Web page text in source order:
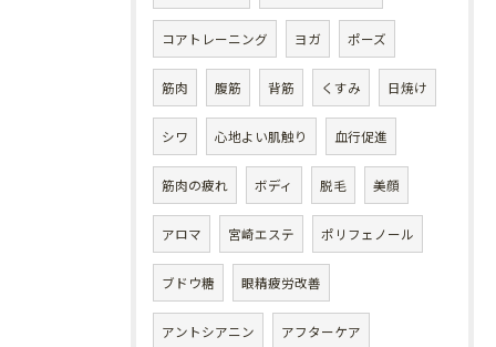
コアトレーニング ヨガ ポーズ
筋肉 腹筋 背筋 くすみ 日焼け
シワ 心地よい肌触り 血行促進
筋肉の疲れ ボディ 脱毛 美顔
アロマ 宮崎エステ ポリフェノール
ブドウ糖 眼精疲労改善
アントシアニン アフターケア